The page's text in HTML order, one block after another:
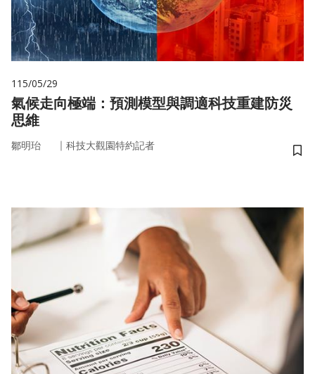
115/05/29
氣候走向極端：預測模型與調適科技重建防災
思維
鄒明珆 ｜ 科技大觀園特約記者
儲